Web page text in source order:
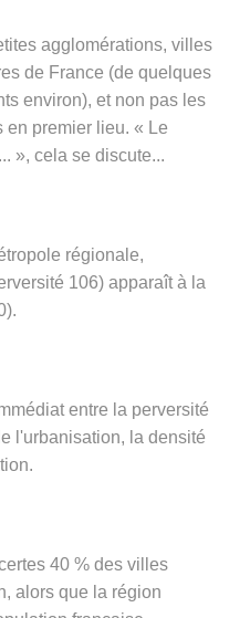
agglomérations, villes
de France (de quelques
environ), et non pas les
en premier lieu. « Le
», cela se discute...
régionale,
106) apparaît à la
entre la perversité
l'urbanisation, la densité
40 % des villes
alors que la région